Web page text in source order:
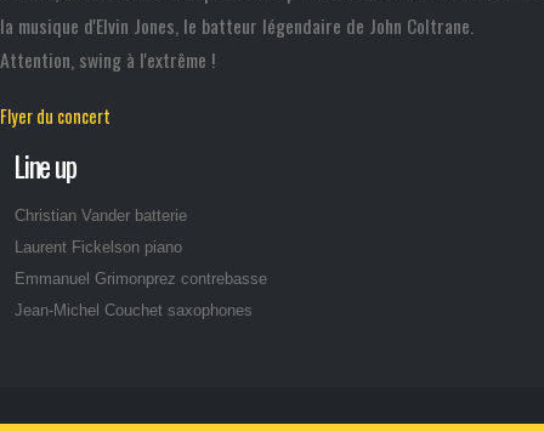
la musique d'Elvin Jones, le batteur légendaire de John Coltrane.
Attention, swing à l'extrême !
Flyer du concert
Line up
Christian Vander batterie
Laurent Fickelson piano
Emmanuel Grimonprez contrebasse
Jean-Michel Couchet saxophones